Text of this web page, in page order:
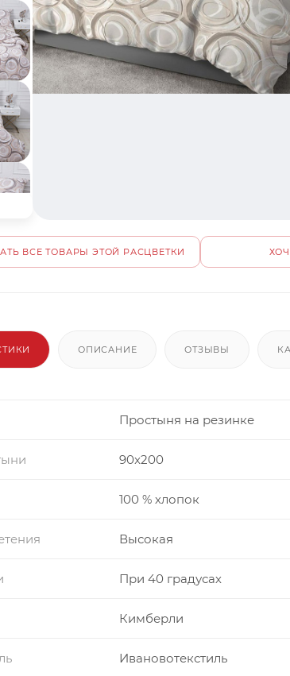
ВСЕ ТОВАРЫ ЭТОЙ РАСЦВЕТКИ
ОПИСАНИЕ ОТЗЫВЫ
Простыня на резинке
90x200
100 % хлопок
Высокая
При 40 градусах
Кимберли
Ивановотекстиль